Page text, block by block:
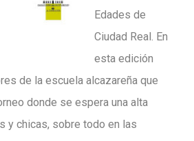
Edades de
Ciudad Real. En
esta edición
de la escuela alcazareña que
donde se espera una alta
y chicas, sobre todo en las